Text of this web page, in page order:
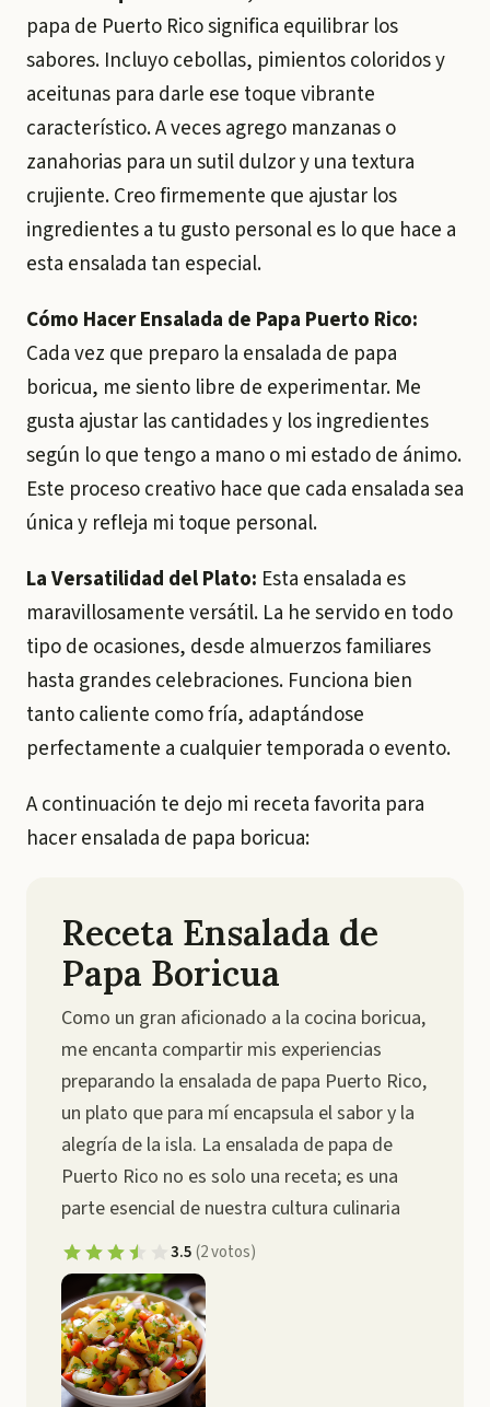
papa de Puerto Rico significa equilibrar los
sabores. Incluyo cebollas, pimientos coloridos y
aceitunas para darle ese toque vibrante
característico. A veces agrego manzanas o
zanahorias para un sutil dulzor y una textura
crujiente. Creo firmemente que ajustar los
ingredientes a tu gusto personal es lo que hace a
esta ensalada tan especial.
Cómo Hacer Ensalada de Papa Puerto Rico:
Cada vez que preparo la ensalada de papa
boricua, me siento libre de experimentar. Me
gusta ajustar las cantidades y los ingredientes
según lo que tengo a mano o mi estado de ánimo.
Este proceso creativo hace que cada ensalada sea
única y refleja mi toque personal.
La Versatilidad del Plato: Esta ensalada es
maravillosamente versátil. La he servido en todo
tipo de ocasiones, desde almuerzos familiares
hasta grandes celebraciones. Funciona bien
tanto caliente como fría, adaptándose
perfectamente a cualquier temporada o evento.
A continuación te dejo mi receta favorita para
hacer ensalada de papa boricua:
Receta Ensalada de
Papa Boricua
Como un gran aficionado a la cocina boricua,
me encanta compartir mis experiencias
preparando la ensalada de papa Puerto Rico,
un plato que para mí encapsula el sabor y la
alegría de la isla. La ensalada de papa de
Puerto Rico no es solo una receta; es una
parte esencial de nuestra cultura culinaria
3.5(2votos)